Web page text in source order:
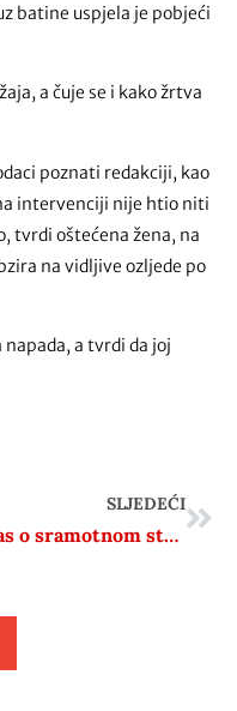
batine uspjela je pobjeći
a čuje se i kako žrtva
poznati redakciji, kao
intervenciji nije htio niti
tvrdi oštećena žena, na
na vidljive ozljede po
a tvrdi da joj
SLJEDEĆI
Milas o sramotnom statusu Ike Mandurića: ‘Nije Denis učinio lošu stvar, već krivična djela’